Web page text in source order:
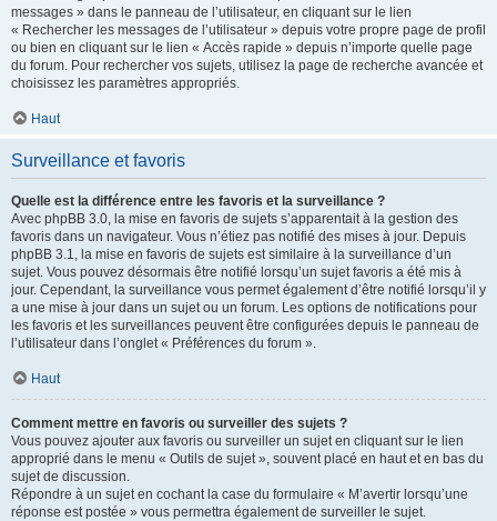
messages » dans le panneau de l’utilisateur, en cliquant sur le lien
« Rechercher les messages de l’utilisateur » depuis votre propre page de profil
ou bien en cliquant sur le lien « Accès rapide » depuis n’importe quelle page
du forum. Pour rechercher vos sujets, utilisez la page de recherche avancée et
choisissez les paramètres appropriés.
Haut
Surveillance et favoris
Quelle est la différence entre les favoris et la surveillance ?
Avec phpBB 3.0, la mise en favoris de sujets s’apparentait à la gestion des
favoris dans un navigateur. Vous n’étiez pas notifié des mises à jour. Depuis
phpBB 3.1, la mise en favoris de sujets est similaire à la surveillance d’un
sujet. Vous pouvez désormais être notifié lorsqu’un sujet favoris a été mis à
jour. Cependant, la surveillance vous permet également d’être notifié lorsqu’il y
a une mise à jour dans un sujet ou un forum. Les options de notifications pour
les favoris et les surveillances peuvent être configurées depuis le panneau de
l’utilisateur dans l’onglet « Préférences du forum ».
Haut
Comment mettre en favoris ou surveiller des sujets ?
Vous pouvez ajouter aux favoris ou surveiller un sujet en cliquant sur le lien
approprié dans le menu « Outils de sujet », souvent placé en haut et en bas du
sujet de discussion.
Répondre à un sujet en cochant la case du formulaire « M’avertir lorsqu’une
réponse est postée » vous permettra également de surveiller le sujet.